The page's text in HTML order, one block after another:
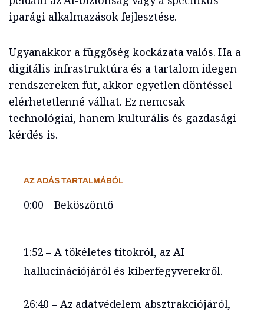
iparági alkalmazások fejlesztése.
Ugyanakkor a függőség kockázata valós. Ha a
digitális infrastruktúra és a tartalom idegen
rendszereken fut, akkor egyetlen döntéssel
elérhetetlenné válhat. Ez nemcsak
technológiai, hanem kulturális és gazdasági
kérdés is.
AZ ADÁS TARTALMÁBÓL
0:00 – Beköszöntő
1:52 – A tökéletes titokról, az AI
hallucinációjáról és kiberfegyverekről.
26:40 – Az adatvédelem absztrakciójáról,